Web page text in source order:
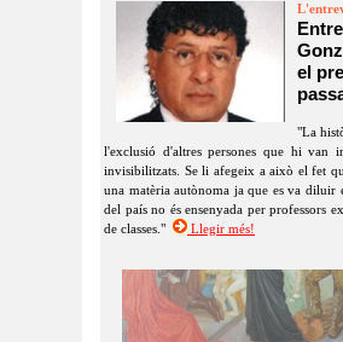
el
"La
l'exclusió d'altres persones que hi
invisibilitzats. Se li afegeix a això el fet
una matèria autònoma ja que es va diluir
del país no és ensenyada per professors
de classes."
Llegir més!